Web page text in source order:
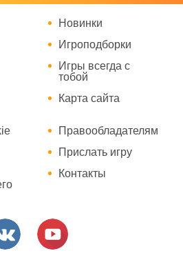
Новинки
Игроподборки
Игры всегда с
тобой
Карта сайта
Правообладателям
Прислать игру
Контакты